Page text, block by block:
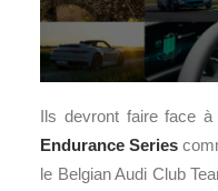
Ils devront faire face
Endurance Series
le Belgian Audi Club